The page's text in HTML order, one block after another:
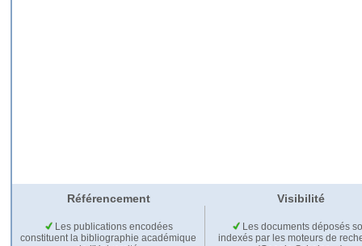
Référencement Visibilité
Les publications encodées
constituent la bibliographie académique
Les documents déposés
indexés par les moteurs de